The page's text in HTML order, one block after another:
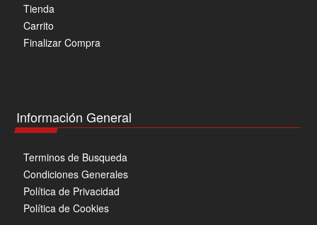
Tienda
Carrito
Finalizar Compra
Información General
Terminos de Busqueda
Condiciones Generales
Política de Privacidad
Política de Cookies